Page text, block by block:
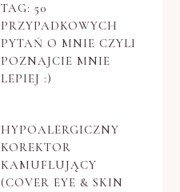
TAG: 50
PRZYPADKOWYCH
PYTAŃ O MNIE CZYLI
POZNAJCIE MNIE
LEPIEJ :)
HYPOALERGICZNY
KOREKTOR
KAMUFLUJĄCY
(COVER EYE & SKIN